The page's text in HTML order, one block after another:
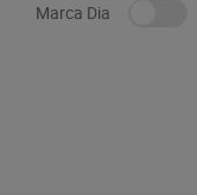
Marca Dia